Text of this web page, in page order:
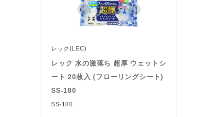
レック(LEC)
レック 水の激落ち 超厚 ウェットシ
ート 20枚入 (フローリングシート)
SS-180
SS-180